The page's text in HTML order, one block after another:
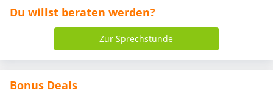
Du willst beraten werden?
Zur Sprechstunde
Bonus Deals